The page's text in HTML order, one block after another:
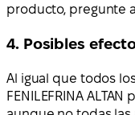
producto, pregunte
4. Posibles
Al igual que todos
FENILEFRINA